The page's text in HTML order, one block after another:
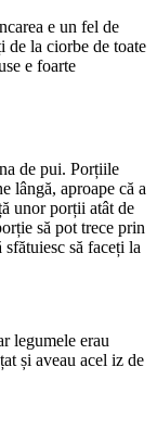
e un fel de
de la ciorbe de toate
e foarte
de pui. Porțiile
lângă, aproape că a
unor porții atât de
să pot trece prin
să faceți la
legumele erau
și aveau acel iz de